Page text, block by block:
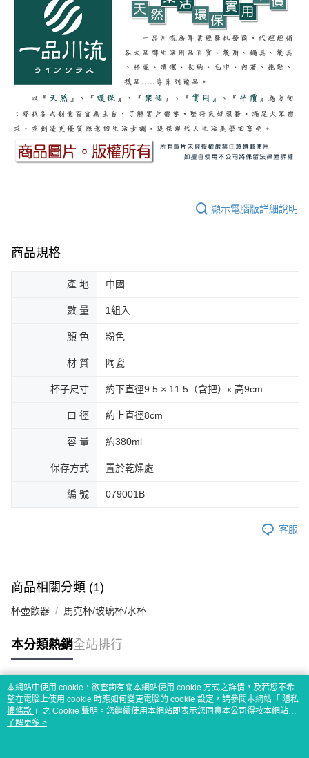
顯示電腦版詳細說明
商品規格
產 地 中國
數 量 1組入
顏 色 粉色
材 質 陶瓷
杯子尺寸 約下直徑9.5 × 11.5（含把）x 高9cm
口 徑 約上直徑8cm
容 量 約380ml
保存方式 置於乾燥處
編 號 079001B
客服
商品相關分類 (1)
杯壺飲器 馬克杯/玻璃杯/水杯
本分類熱銷全站排行
熱門標籤
本網站中使用 cookie，欲查詢有關本網站使用 cookie 方式之詳情，及若您不希
望在電腦上使用 cookie 時應如何變更電腦的 cookie 設定，請參閱本網站「 隱私
權條款 」之 Cookie 聲明。您繼續使用本網站即表示您同意本公司得按本網站使
用條款之 Cookie 聲明使用 cookie。
了解更多 >